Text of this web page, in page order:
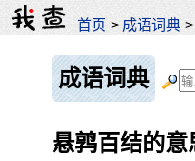
首页 > 成语词典
成语词典
悬鹑百结的意